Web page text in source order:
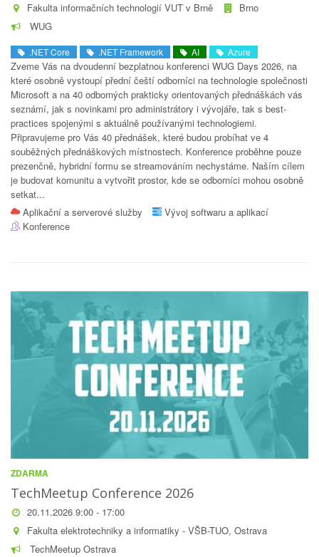
Fakulta informačních technologií VUT v Brně
Brno
WUG
.NET Core .NET Framework AI Azure
Zveme Vás na dvoudenní bezplatnou konferenci WUG Days 2026, na
které osobně vystoupí přední čeští odborníci na technologie společnosti
Microsoft a na 40 odborných prakticky orientovaných přednáškách vás
seznámí, jak s novinkami pro administrátory i vývojáře, tak s best-
practices spojenými s aktuálně používanými technologiemi.
Připravujeme pro Vás 40 přednášek, které budou probíhat ve 4
souběžných přednáškových místnostech. Konference proběhne pouze
prezenčně, hybridní formu se streamováním nechystáme. Naším cílem
je budovat komunitu a vytvořit prostor, kde se odborníci mohou osobně
setkat...
Aplikační a serverové služby
Vývoj softwaru a aplikací
Konference
ZDARMA
TechMeetup Conference 2026
20.11.2026 9:00 - 17:00
Fakulta elektrotechniky a informatiky - VŠB-TUO, Ostrava
TechMeetup Ostrava